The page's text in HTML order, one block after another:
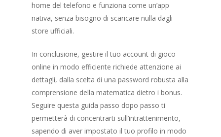
home del telefono e funziona come un’app
nativa, senza bisogno di scaricare nulla dagli
store ufficiali.
In conclusione, gestire il tuo account di gioco
online in modo efficiente richiede attenzione ai
dettagli, dalla scelta di una password robusta alla
comprensione della matematica dietro i bonus.
Seguire questa guida passo dopo passo ti
permetterà di concentrarti sull’intrattenimento,
sapendo di aver impostato il tuo profilo in modo